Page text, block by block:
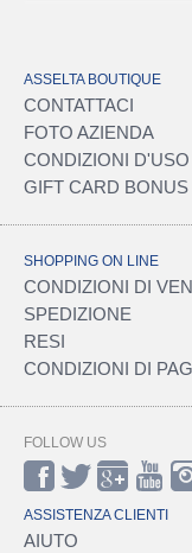
ASSELTA BOUTIQUE
CONTATTACI
FOTO AZIENDA
CONDIZIONI D'USO
GIFT CARD BONUS
SHOPPING ON LINE
CONDIZIONI DI
SPEDIZIONE
RESI
CONDIZIONI DI
FOLLOW US
ASSISTENZA CLIENTI
AIUTO